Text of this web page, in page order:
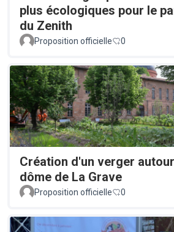
plus écologiques pour le
du Zenith
Proposition officielle 0
Création d'un verger
dôme de La Grave
Proposition officielle 0